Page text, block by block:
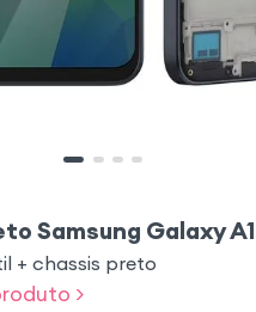
Samsung Galaxy
+ chassis preto
>